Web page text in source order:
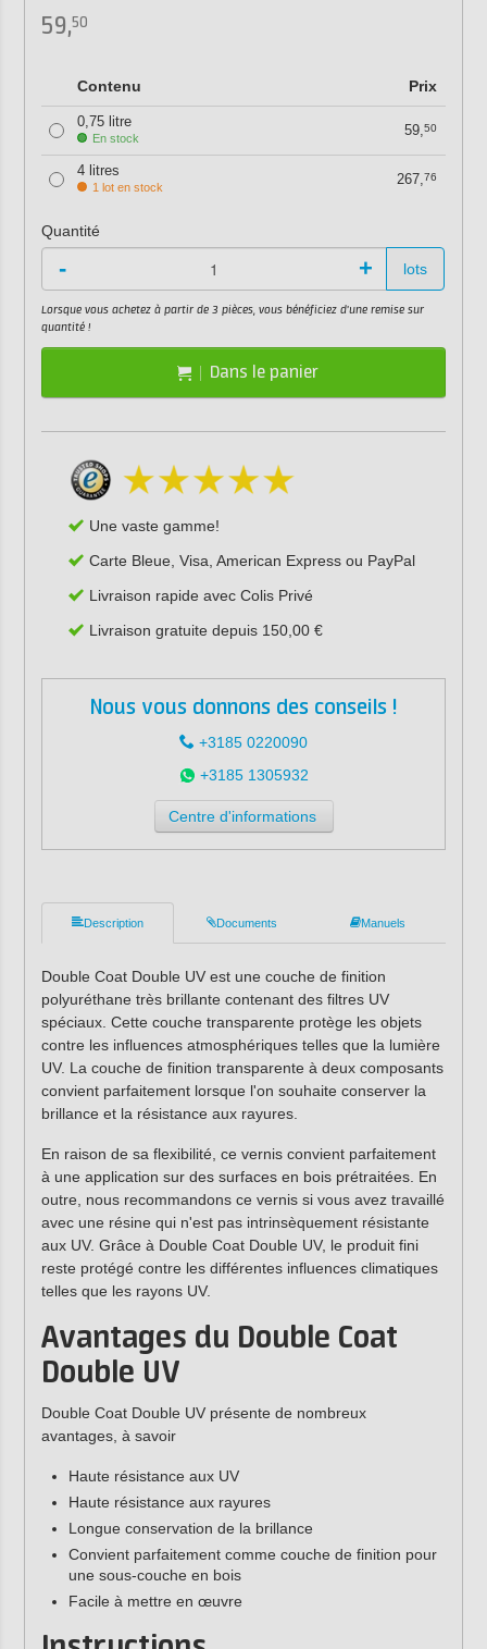
59,50
Contenu Prix
0,75 litre
En stock 59,50
4 litres
1 lot en stock 267,76
Quantité
- + lots
Lorsque vous achetez à partir de 3 pièces, vous bénéficiez d'une remise sur
quantité !
Dans le panier
Une vaste gamme!
Carte Bleue, Visa, American Express ou PayPal
Livraison rapide avec Colis Privé
Livraison gratuite depuis 150,00 €
Nous vous donnons des conseils !
+3185 0220090
+3185 1305932
Centre d'informations
Description Documents Manuels
Double Coat Double UV est une couche de finition
polyuréthane très brillante contenant des filtres UV
spéciaux. Cette couche transparente protège les objets
contre les influences atmosphériques telles que la lumière
UV. La couche de finition transparente à deux composants
convient parfaitement lorsque l'on souhaite conserver la
brillance et la résistance aux rayures.
En raison de sa flexibilité, ce vernis convient parfaitement
à une application sur des surfaces en bois prétraitées. En
outre, nous recommandons ce vernis si vous avez travaillé
avec une résine qui n'est pas intrinsèquement résistante
aux UV. Grâce à Double Coat Double UV, le produit fini
reste protégé contre les différentes influences climatiques
telles que les rayons UV.
Avantages du Double Coat
Double UV
Double Coat Double UV présente de nombreux
avantages, à savoir
Haute résistance aux UV
Haute résistance aux rayures
Longue conservation de la brillance
Convient parfaitement comme couche de finition pour
une sous-couche en bois
Facile à mettre en œuvre